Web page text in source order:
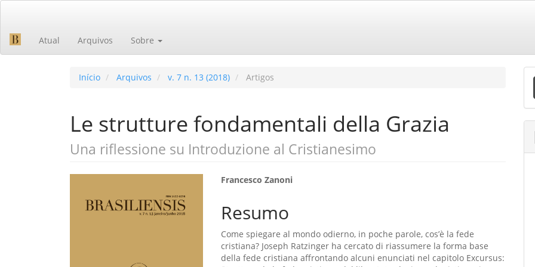
principal
Barra
Atual Arquivos Sobre
Início Arquivos v. 7 n. 13 (2018) Artigos
Le strutture fondamentali della Grazia
Una riflessione su Introduzione al Cristianesimo
lateral
Conteúdo
do
artigo
principal
Francesco Zanoni
Resumo
Come spiegare al mondo odierno, in poche parole, cos’è la fede
cristiana? Joseph Ratzinger ha cercato di riassumere la forma base
della fede cristiana affrontando alcuni enunciati nel capitolo Excursus: